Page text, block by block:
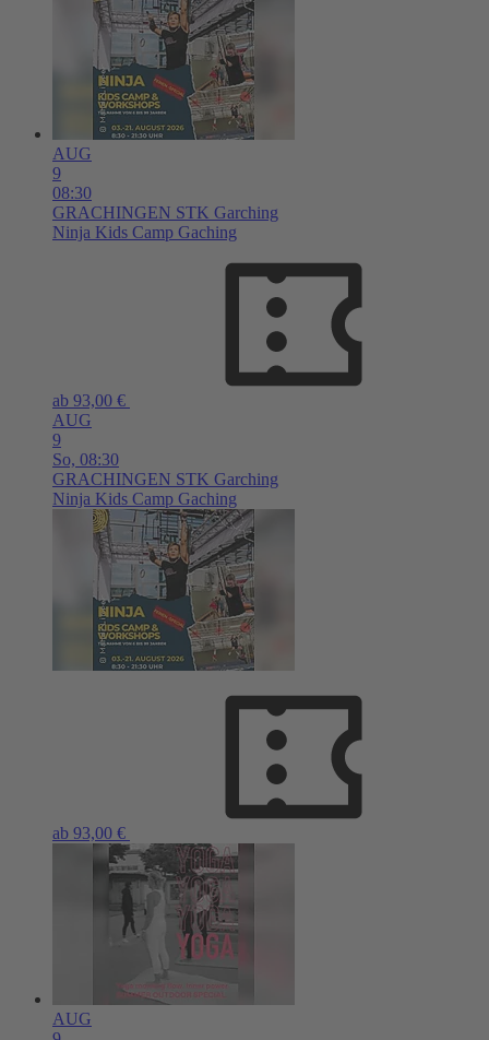
AUG
9
08:30
GRACHINGEN STK Garching
Ninja Kids Camp Gaching
ab 93,00 €
AUG
9
So, 08:30
GRACHINGEN STK Garching
Ninja Kids Camp Gaching
ab 93,00 €
AUG